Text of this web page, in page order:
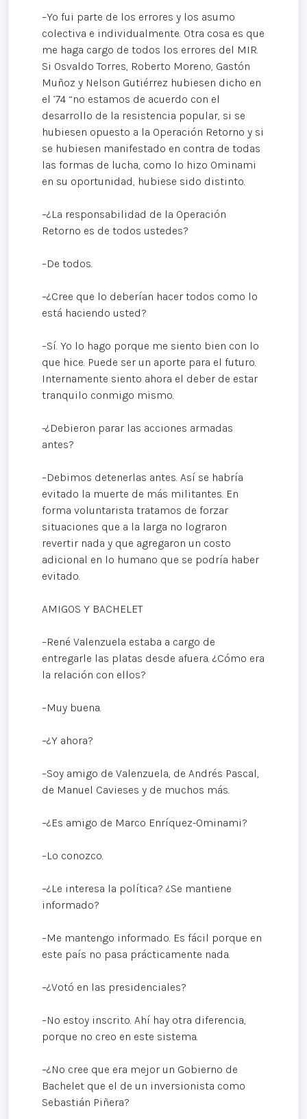
–Yo fui parte de los errores y los asumo
colectiva e individualmente. Otra cosa es que
me haga cargo de todos los errores del MIR.
Si Osvaldo Torres, Roberto Moreno, Gastón
Muñoz y Nelson Gutiérrez hubiesen dicho en
el ’74 “no estamos de acuerdo con el
desarrollo de la resistencia popular, si se
hubiesen opuesto a la Operación Retorno y si
se hubiesen manifestado en contra de todas
las formas de lucha, como lo hizo Ominami
en su oportunidad, hubiese sido distinto.
–¿La responsabilidad de la Operación
Retorno es de todos ustedes?
–De todos.
–¿Cree que lo deberían hacer todos como lo
está haciendo usted?
–Sí. Yo lo hago porque me siento bien con lo
que hice. Puede ser un aporte para el futuro.
Internamente siento ahora el deber de estar
tranquilo conmigo mismo.
-¿Debieron parar las acciones armadas
antes?
–Debimos detenerlas antes. Así se habría
evitado la muerte de más militantes. En
forma voluntarista tratamos de forzar
situaciones que a la larga no lograron
revertir nada y que agregaron un costo
adicional en lo humano que se podría haber
evitado.
AMIGOS Y BACHELET
–René Valenzuela estaba a cargo de
entregarle las platas desde afuera. ¿Cómo era
la relación con ellos?
–Muy buena.
–¿Y ahora?
–Soy amigo de Valenzuela, de Andrés Pascal,
de Manuel Cavieses y de muchos más.
–¿Es amigo de Marco Enríquez-Ominami?
–Lo conozco.
–¿Le interesa la política? ¿Se mantiene
informado?
–Me mantengo informado. Es fácil porque en
este país no pasa prácticamente nada.
–¿Votó en las presidenciales?
–No estoy inscrito. Ahí hay otra diferencia,
porque no creo en este sistema.
–¿No cree que era mejor un Gobierno de
Bachelet que el de un inversionista como
Sebastián Piñera?